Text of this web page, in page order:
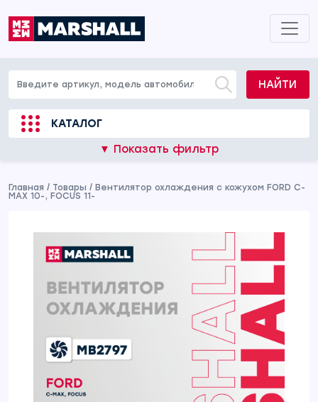
НАЙТИ
КАТАЛОГ
▼ Показать фильтр
Главная / Товары / Вентилятор охлаждения c кожухом FORD C-
MAX 10-, FOCUS 11-